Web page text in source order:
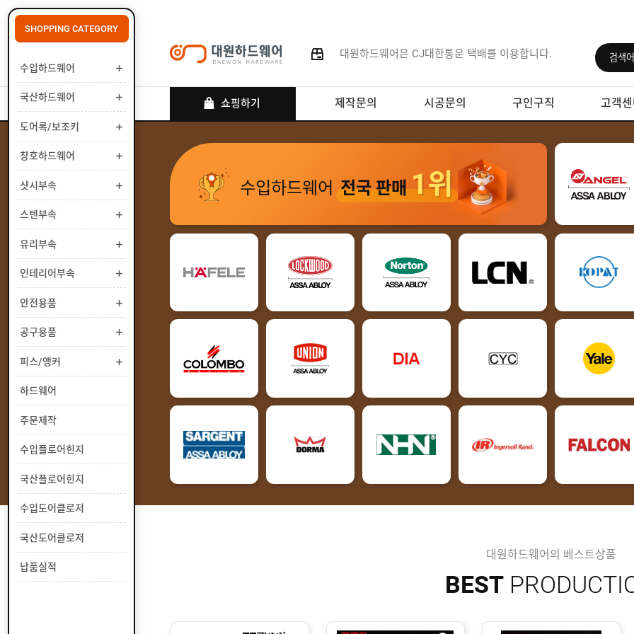
대원하드웨어은 CJ대한통운 택배를 이용합니다.
쇼핑하기 제작문의 시공문의 구인구직 고객
SHOPPING CATEGORY
수입하드웨어
국산하드웨어
도어록/보조키
창호하드웨어
샷시부속
스텐부속
유리부속
인테리어부속
안전용품
공구용품
피스/앵커
하드웨어
주문제작
수입플로어힌지
국산플로어힌지
수입도어클로저
국산도어클로저
납품실적
수입하드웨어 전국 판매1위
대원하드웨어의 베스트상품
BEST
로그인
회원가입
마이페이지
배송조회
수
입
하
웨
어
국
산
하
웨
어
도
어
록
보
조
창
호
하
어
샷
시
부
스
텐
부
유
리
부
속
인
테
리
어
속
안
전
용
품
공
용
품
피
/
앵
하
웨
어
주
제
작
수
플
로
국